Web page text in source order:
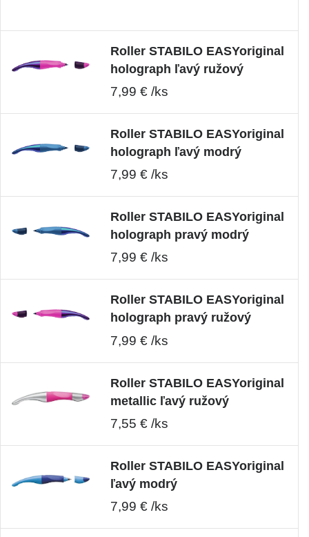
Roller STABILO EASYoriginal
holograph ľavý ružový
7,99 € /ks
Roller STABILO EASYoriginal
holograph ľavý modrý
7,99 € /ks
Roller STABILO EASYoriginal
holograph pravý modrý
7,99 € /ks
Roller STABILO EASYoriginal
holograph pravý ružový
7,99 € /ks
Roller STABILO EASYoriginal
metallic ľavý ružový
7,55 € /ks
Roller STABILO EASYoriginal
ľavý modrý
7,99 € /ks